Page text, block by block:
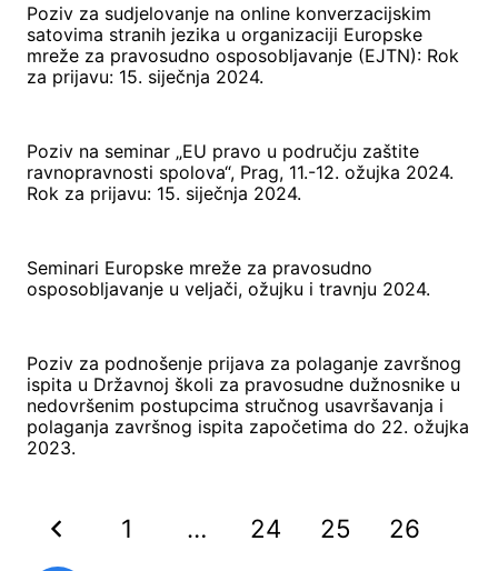
Poziv za sudjelovanje na online konverzacijskim
satovima stranih jezika u organizaciji Europske
mreže za pravosudno osposobljavanje (EJTN): Rok
za prijavu: 15. siječnja 2024.
Poziv na seminar „EU pravo u području zaštite
ravnopravnosti spolova“, Prag, 11.-12. ožujka 2024.
Rok za prijavu: 15. siječnja 2024.
Seminari Europske mreže za pravosudno
osposobljavanje u veljači, ožujku i travnju 2024.
Poziv za podnošenje prijava za polaganje završnog
ispita u Državnoj školi za pravosudne dužnosnike u
nedovršenim postupcima stručnog usavršavanja i
polaganja završnog ispita započetima do 22. ožujka
2023.
1 … 24 25 26